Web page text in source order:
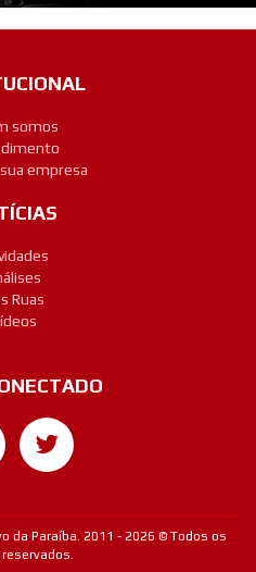
somos
empresa
Ruas
da Paraíba. 2011 - 2026 © Todos os